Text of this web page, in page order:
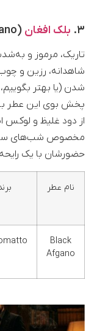
۳. بلک افغان (Nasomatto Black Afgano)
تاریک، مرموز و
شاهدانه، رزین و
شدن (یا بهتر
پخش بوی این عطر
از دود غلیظ و لوکس
مخصوص شب‌های سرد
حضورشان با یک
نام عطر
Black
Afgano